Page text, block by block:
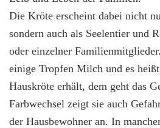
Die Kröte erscheint dabei nicht
sondern auch als Seelentier und
oder einzelner
einige Tropfen Milch und es
Hauskröte erhält, dem geht das
Farbwechsel zeigt sie auch
der Hausbewohner an. In